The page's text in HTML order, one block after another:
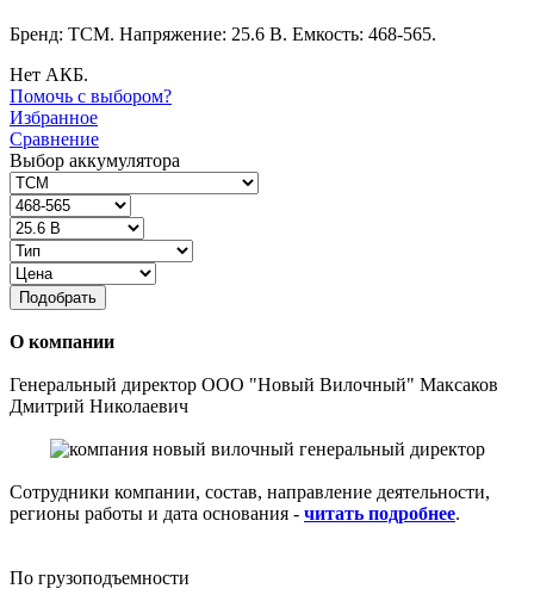
Бренд: TCM. Напряжение: 25.6 В. Емкость: 468-565.
Нет АКБ.
Помочь с выбором?
Избранное
Сравнение
Выбор аккумулятора
Подобрать
О компании
Генеральный директор ООО "Новый Вилочный" Максаков
Дмитрий Николаевич
Сотрудники компании, состав, направление деятельности,
регионы работы и дата основания - читать подробнее.
По грузоподъемности